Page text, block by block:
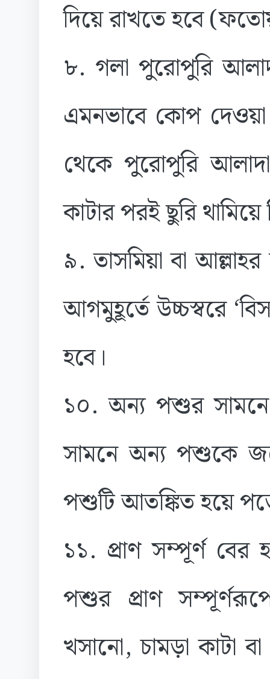
দিয়ে রাখতে হবে
৮. গলা পুরোপুরি
এমনভাবে কোপ দেওয়া
থেকে পুরোপুরি আলাদা
কাটার পরই ছুরি
৯. তাসমিয়া বা
আগমুহূর্তে উচ্চস্বরে
হবে।
১০. অন্য পশুর
সামনে অন্য পশুকে
পশুটি আতঙ্কিত হয়ে
১১. প্রাণ সম্পূর্ণ
পশুর প্রাণ
খসানো, চামড়া কাটা